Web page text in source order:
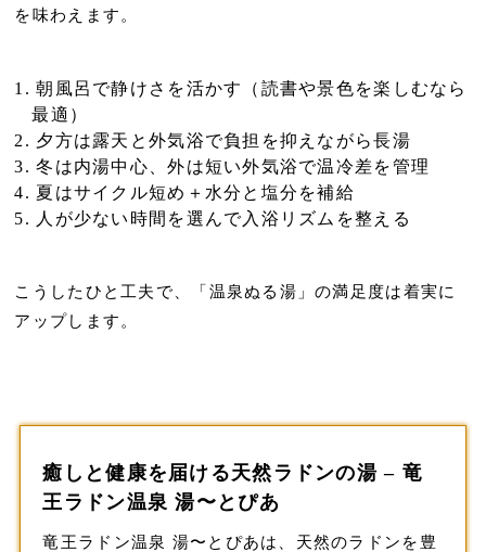
を味わえます。
朝風呂で静けさを活かす（読書や景色を楽しむなら
最適）
夕方は露天と外気浴で負担を抑えながら長湯
冬は内湯中心、外は短い外気浴で温冷差を管理
夏はサイクル短め＋水分と塩分を補給
人が少ない時間を選んで入浴リズムを整える
こうしたひと工夫で、「温泉ぬる湯」の満足度は着実に
アップします。
癒しと健康を届ける天然ラドンの湯 – 竜
王ラドン温泉 湯〜とぴあ
竜王ラドン温泉 湯〜とぴあは、天然のラドンを豊